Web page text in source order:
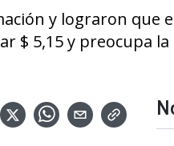
y lograron que
$ 5,15 y preocupa